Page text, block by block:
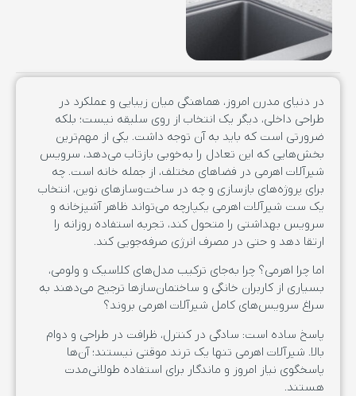
در دنیای مدرن امروز، هماهنگی میان زیبایی و عملکرد در
طراحی داخلی، دیگر یک انتخاب از روی سلیقه نیست؛ بلکه
ضرورتی است که باید به آن توجه داشت. یکی از مهم‌ترین
بخش‌هایی که این تعادل را به‌خوبی بازتاب می‌دهد، سرویس
شیرآلات اهرمی در فضاهای مختلف، از جمله خانه است. چه
برای پروژه‌های بازسازی و چه در ساخت‌وسازهای نوین، انتخاب
یک ست شیرآلات اهرمی یکپارچه می‌تواند ظاهر آشپزخانه و
سرویس بهداشتی را متحول کند، تجربه استفاده روزانه را
ارتقا دهد و حتی در مصرف انرژی صرفه‌جویی کند.
اما چرا اهرمی؟ چرا به‌جای ترکیب مدل‌های کلاسیک و ولومی،
بسیاری از کاربران خانگی و ساختمان‌سازها ترجیح می‌دهند به
سراغ سرویس‌های کامل شیرآلات اهرمی بروند؟
پاسخ ساده است: سادگی در کنترل، ظرافت در طراحی و دوام
بالا. شیرآلات اهرمی تنها یک ترند موقتی نیستند؛ آن‌ها
پاسخگوی نیاز امروز و ماندگار برای استفاده طولانی‌مدت
هستند.